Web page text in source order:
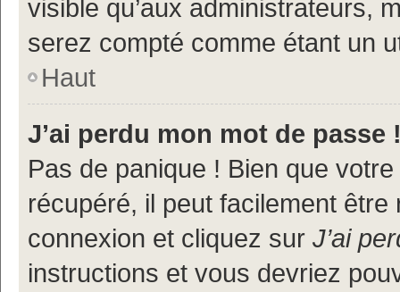
visible qu’aux administrateurs,
serez compté comme étant un
Haut
J’ai perdu mon mot de passe
Pas de panique ! Bien que
récupéré, il peut facilement
connexion et cliquez sur J’ai
instructions et vous devriez